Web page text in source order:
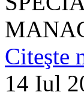
Citeşte
14 Iul